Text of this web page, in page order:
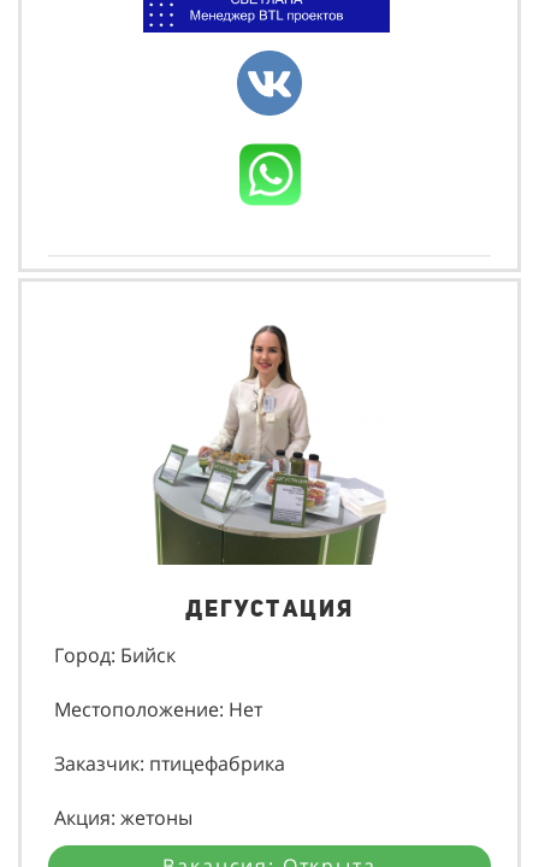
Дегустация
Город: Бийск
Местоположение: Нет
Заказчик: птицефабрика
Акция: жетоны